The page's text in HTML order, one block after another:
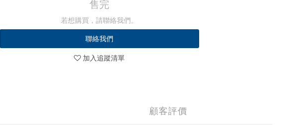
售完
若想購買，請聯絡我們。
聯絡我們
加入追蹤清單
顧客評價